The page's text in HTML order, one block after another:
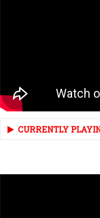
CURRENTLY